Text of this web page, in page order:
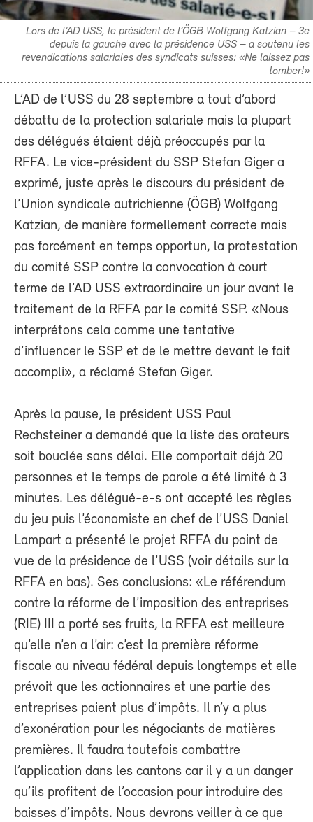
Lors de l’AD USS, le président de l’ÖGB Wolfgang Katzian – 3e
depuis la gauche avec la présidence USS – a soutenu les
revendications salariales des syndicats suisses: «Ne laissez pas
tomber!»
L’AD de l’USS du 28 septembre a tout d’abord
débattu de la protection salariale mais la plupart
des délégués étaient déjà préoccupés par la
RFFA. Le vice-président du SSP Stefan Giger a
exprimé, juste après le discours du président de
l’Union syndicale autrichienne (ÖGB) Wolfgang
Katzian, de manière formellement correcte mais
pas forcément en temps opportun, la protestation
du comité SSP contre la convocation à court
terme de l’AD USS extraordinaire un jour avant le
traitement de la RFFA par le comité SSP. «Nous
interprétons cela comme une tentative
d’influencer le SSP et de le mettre devant le fait
accompli», a réclamé Stefan Giger.
Après la pause, le président USS Paul
Rechsteiner a demandé que la liste des orateurs
soit bouclée sans délai. Elle comportait déjà 20
personnes et le temps de parole a été limité à 3
minutes. Les délégué-e-s ont accepté les règles
du jeu puis l’économiste en chef de l’USS Daniel
Lampart a présenté le projet RFFA du point de
vue de la présidence de l’USS (voir détails sur la
RFFA en bas). Ses conclusions: «Le référendum
contre la réforme de l’imposition des entreprises
(RIE) III a porté ses fruits, la RFFA est meilleure
qu’elle n’en a l’air: c’est la première réforme
fiscale au niveau fédéral depuis longtemps et elle
prévoit que les actionnaires et une partie des
entreprises paient plus d’impôts. Il n’y a plus
d’exonération pour les négociants de matières
premières. Il faudra toutefois combattre
l’application dans les cantons car il y a un danger
qu’ils profitent de l’occasion pour introduire des
baisses d’impôts. Nous devrons veiller à ce que